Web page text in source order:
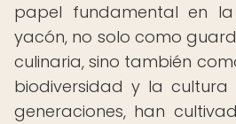
papel fundamental en
yacón, no solo como
culinaria, sino también
biodiversidad y la cultura
generaciones, han